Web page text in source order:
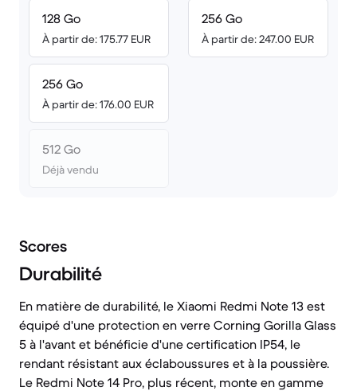
128 Go
À partir de: 175.77 EUR
256 Go
À partir de: 176.00 EUR
512 Go
Déjà vendu
256 Go
À partir de: 247.00 EUR
Scores
Durabilité
En matière de durabilité, le Xiaomi Redmi Note 13 est
équipé d'une protection en verre Corning Gorilla Glass
5 à l'avant et bénéficie d'une certification IP54, le
rendant résistant aux éclaboussures et à la poussière.
Le Redmi Note 14 Pro, plus récent, monte en gamme